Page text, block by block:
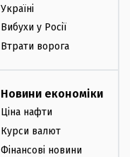
Україні
Вибухи у Росії
Втрати ворога
Новини економіки
Ціна нафти
Курси валют
Фінансові новини